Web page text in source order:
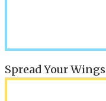
Spread Your Wings